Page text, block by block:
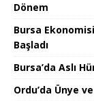
Dönem
Bursa
Başladı
Bursa’da Aslı
Ordu’da Ünye